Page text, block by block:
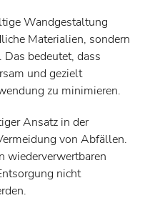
Wandgestaltung
Materialien, sondern
bedeutet, dass
und gezielt
zu minimieren.
Ansatz in der
von Abfällen.
wiederverwertbaren
nicht